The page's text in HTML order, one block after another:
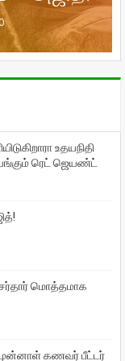
0
0
00
0
உதயநிதி
ரெட் ஜெயண்ட்
சர்தார் மொத்தமாக
முன்னாள் கணவர் பீட்டர்